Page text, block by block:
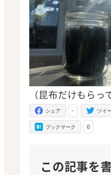
（昆布だけもらっ
-
シェア ツイ
0
ブックマーク
この記事を